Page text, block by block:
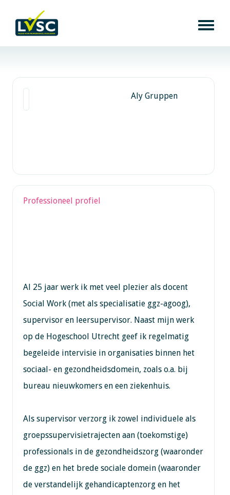
Aly Gruppen
Professioneel profiel
Al 25 jaar werk ik met veel plezier als docent
Social Work (met als specialisatie ggz-agoog),
supervisor en leersupervisor. Naast mijn werk
op de Hogeschool Utrecht geef ik regelmatig
begeleide intervisie in organisaties binnen het
sociaal- en gezondheidsdomein, zoals o.a. bij
bureau nieuwkomers en een ziekenhuis.
Als supervisor verzorg ik zowel individuele als
groepssupervisietrajecten aan (toekomstige)
professionals in de gezondheidszorg (waaronder
de ggz) en het brede sociale domein (waaronder
de verstandelijk gehandicaptenzorg en het